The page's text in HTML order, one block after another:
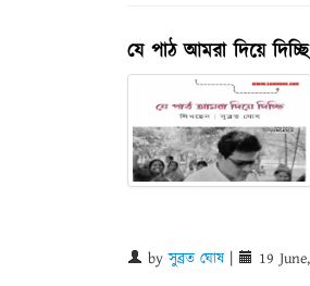
যে পাঠ আমরা দিয়ে দিচ্ছি
byসুব্রত ঘোষ 19